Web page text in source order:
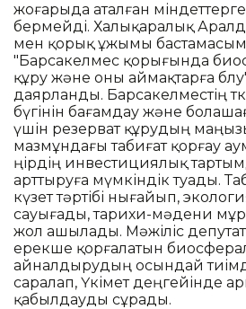
жоғарыда аталған
бермейді. Халықаралық
мен қорық ұжымы
"Барсакелмес қорығында
құру және оны аймақтарға
даярланды. Барсакелместің
бүгінін бағамдау және
үшін резерват құрудың
мазмұндағы табиғат қорғау
өңірдің инвестициялық
арттыруға мүмкіндік туады.
күзет тәртібі нығайып,
сауығады, тарихи-мәдени
жол ашылады. Мәжіліс
ерекше қорғалатын
айналдырудың осындай
саралап, Үкімет деңгейінде
қабылдауды сұрады.